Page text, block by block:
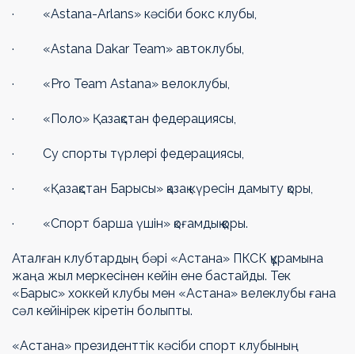
· «Astana-Arlans» кәсіби бокс клубы,
· «Astana Dakar Team» автоклубы,
· «Pro Team Astana» велоклубы,
· «Поло» Қазақстан федерациясы,
· Су спорты түрлері федерациясы,
· «Қазақстан Барысы» қазақ күресін дамыту қоры,
· «Спорт барша үшін» қоғамдық қоры.
Аталған клубтардың бәрі «Астана» ПКСК құрамына
жаңа жыл меркесінен кейін ене бастайды. Тек
«Барыс» хоккей клубы мен «Астана» велеклубы ғана
сәл кейінірек кіретін болыпты.
«Астана» президенттік кәсіби спорт клубының